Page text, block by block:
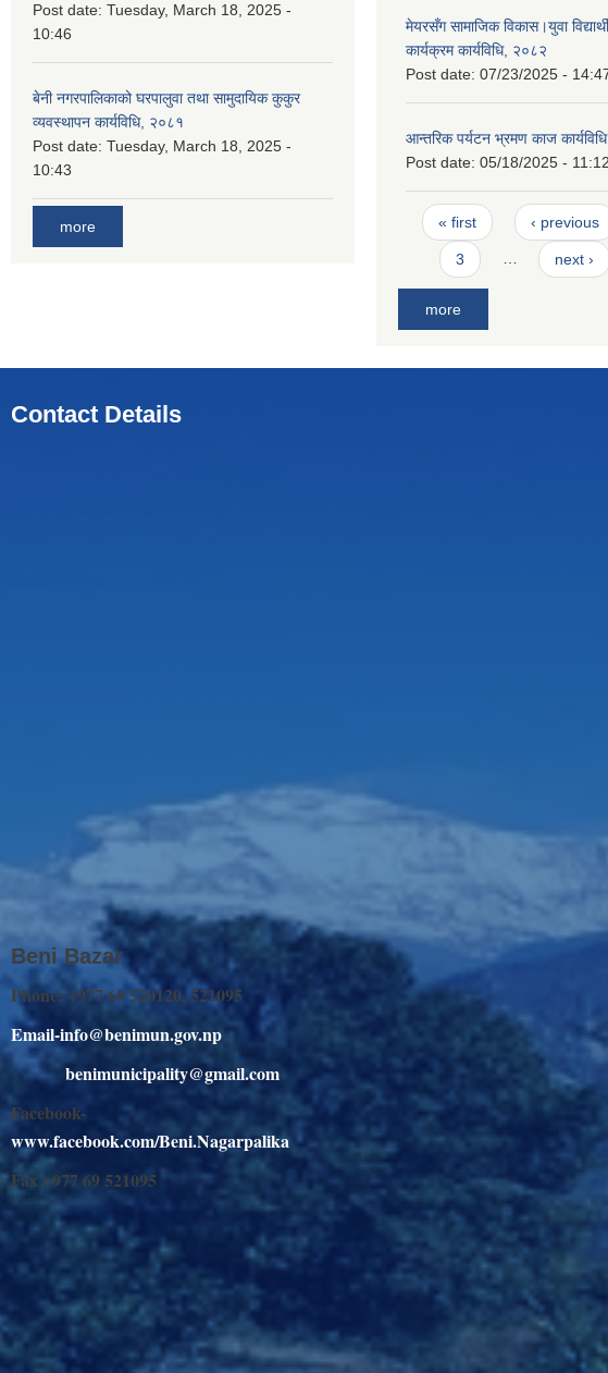
Post date: Tuesday, March 18, 2025 -
10:46
बेनी नगरपालिकाको घरपालुवा तथा सामुदायिक कुकुर
व्यवस्थापन कार्यविधि, २०८१
Post date: Tuesday, March 18, 2025 -
10:43
more
मेयरसँग सामाजिक विकास।युवा
कार्यक्रम कार्यविधि, २०८२
Post date: 07/23/2025 -
आन्तरिक पर्यटन भ्रमण काज
Post date: 05/18/2025 - 11:12
Pages
« first ‹ previous
3 … next ›
more
Contact Details
Beni Bazar
Phone: +977 69 520120, 521095
Email-info@benimun.gov.np
benimunicipality@gmail.com
Facebook-
www.facebook.com/Beni.Nagarpalika
Fax +977 69 521095